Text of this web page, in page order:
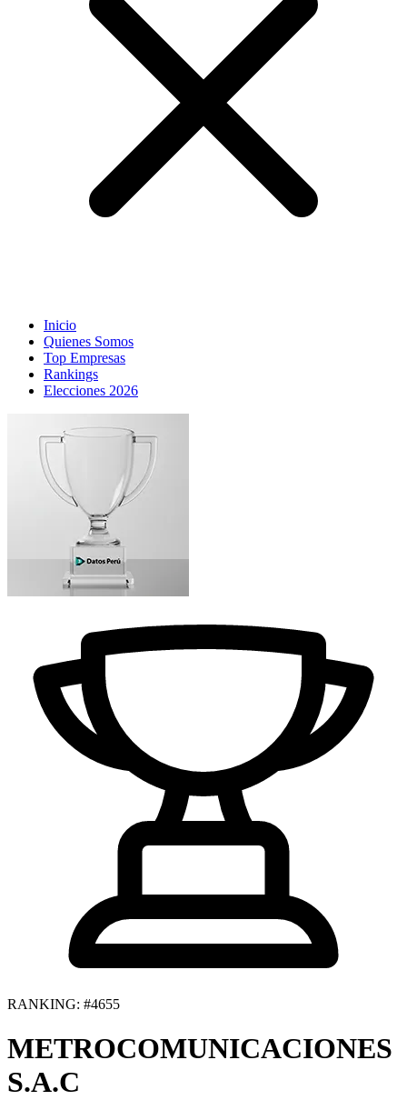
Inicio
Quienes Somos
Top Empresas
Rankings
Elecciones 2026
RANKING: #4655
METROCOMUNICACIONES
S.A.C